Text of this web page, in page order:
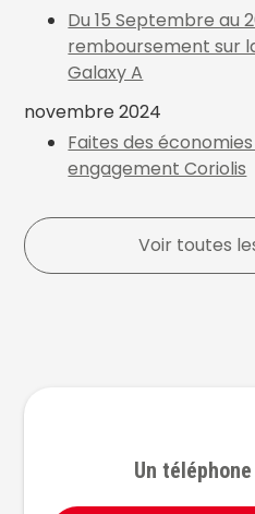
Du 15 Septembre au
remboursement sur
Galaxy A
novembre 2024
Faites des
engagement Coriolis
Voir toutes
Un